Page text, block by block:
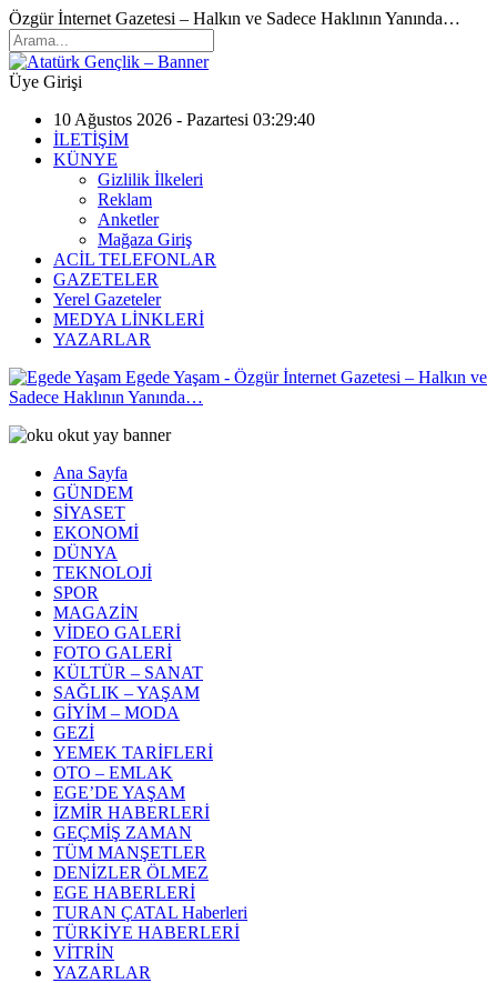
Özgür İnternet Gazetesi – Halkın ve Sadece Haklının Yanında…
Üye Girişi
10 Ağustos 2026 - Pazartesi 03:29:40
İLETİŞİM
KÜNYE
Gizlilik İlkeleri
Reklam
Anketler
Mağaza Giriş
ACİL TELEFONLAR
GAZETELER
Yerel Gazeteler
MEDYA LİNKLERİ
YAZARLAR
Egede Yaşam - Özgür İnternet Gazetesi – Halkın ve
Sadece Haklının Yanında…
Ana Sayfa
GÜNDEM
SİYASET
EKONOMİ
DÜNYA
TEKNOLOJİ
SPOR
MAGAZİN
VİDEO GALERİ
FOTO GALERİ
KÜLTÜR – SANAT
SAĞLIK – YAŞAM
GİYİM – MODA
GEZİ
YEMEK TARİFLERİ
OTO – EMLAK
EGE’DE YAŞAM
İZMİR HABERLERİ
GEÇMİŞ ZAMAN
TÜM MANŞETLER
DENİZLER ÖLMEZ
EGE HABERLERİ
TURAN ÇATAL Haberleri
TÜRKİYE HABERLERİ
VİTRİN
YAZARLAR